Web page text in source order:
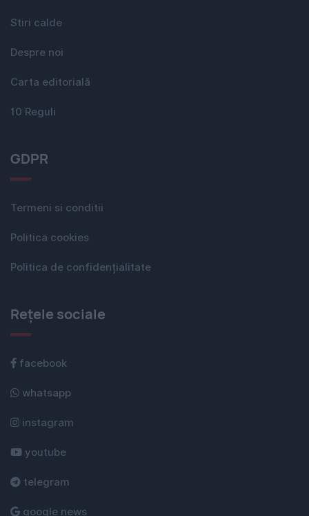
Stiri calde
Despre noi
Carta editorială
10 Reguli
GDPR
Termeni si conditii
Politica cookies
Politica de confidențialitate
Rețele sociale
facebook
whatsapp
instagram
youtube
telegram
google news